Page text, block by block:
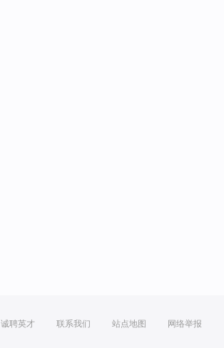
诚聘英才 联系我们 站点地图 网络举报